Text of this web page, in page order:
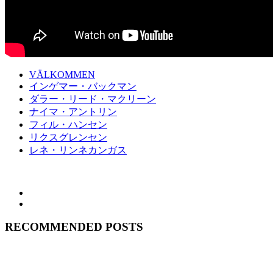
VÄLKOMMEN
インゲマー・バックマン
ダラー・リード・マクリーン
ナイマ・アントリン
フィル・ハンセン
リクスグレンセン
レネ・リンネカンガス
RECOMMENDED POSTS